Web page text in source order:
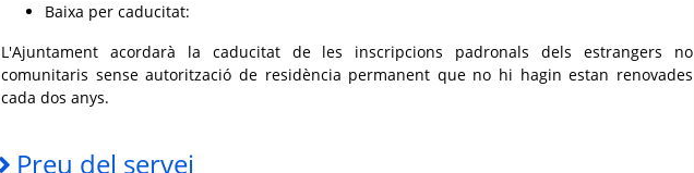
Baixa per caducitat:
L'Ajuntament acordarà la caducitat de les inscripcions padronals dels estrangers no
comunitaris sense autorització de residència permanent que no hi hagin estan renovades
cada dos anys.
Preu del servei